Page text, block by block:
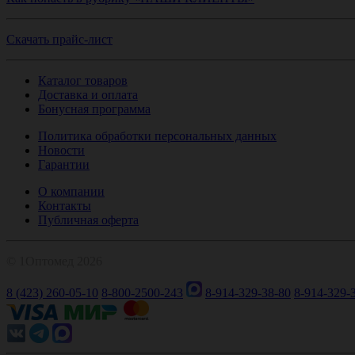
Скачать прайс-лист
Каталог товаров
Доставка и оплата
Бонусная программа
Политика обработки персональных данных
Новости
Гарантии
О компании
Контакты
Публичная оферта
8 (423) 260-05-10 8-800-2500-243 8-914-329-38-80 8-914-329-